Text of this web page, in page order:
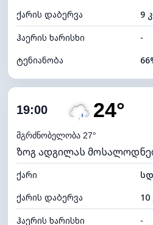
ღრუბლის სიმაღლე
ქარის დაბერვა
9
ჰაერის ხარისხი
-
ტენიანობა
ღრუბლიანობა
ნამის წერტილი
ხილვადობა
10
განათების ინდექსი 4
ღრუბლის სიმაღლე
19:00 24°
მგრძნობელობა 27°
ზოგ ადგილას
ქარი
სდ
ქარის დაბერვა
ჰაერის ხარისხი
-